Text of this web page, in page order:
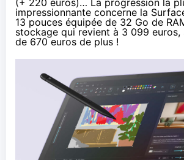
(+ 220 euros)… La progression la
impressionnante concerne la
13 pouces équipée de 32 Go de
stockage qui revient à 3 099
de 670 euros de plus !